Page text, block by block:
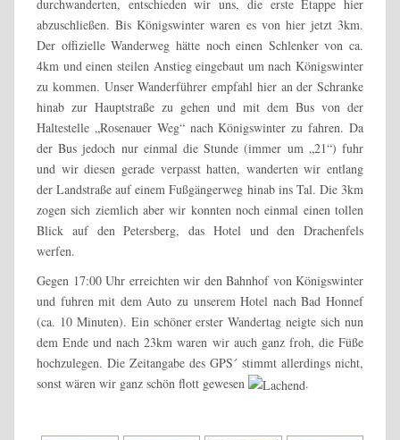
durchwanderten, entschieden wir uns, die erste Etappe hier
abzuschließen. Bis Königswinter waren es von hier jetzt 3km.
Der offizielle Wanderweg hätte noch einen Schlenker von ca.
4km und einen steilen Anstieg eingebaut um nach Königswinter
zu kommen. Unser Wanderführer empfahl hier an der Schranke
hinab zur Hauptstraße zu gehen und mit dem Bus von der
Haltestelle „Rosenauer Weg“ nach Königswinter zu fahren. Da
der Bus jedoch nur einmal die Stunde (immer um „21“) fuhr
und wir diesen gerade verpasst hatten, wanderten wir entlang
der Landstraße auf einem Fußgängerweg hinab ins Tal. Die 3km
zogen sich ziemlich aber wir konnten noch einmal einen tollen
Blick auf den Petersberg, das Hotel und den Drachenfels
werfen.
Gegen 17:00 Uhr erreichten wir den Bahnhof von Königswinter
und fuhren mit dem Auto zu unserem Hotel nach Bad Honnef
(ca. 10 Minuten). Ein schöner erster Wandertag neigte sich nun
dem Ende und nach 23km waren wir auch ganz froh, die Füße
hochzulegen. Die Zeitangabe des GPS´ stimmt allerdings nicht,
sonst wären wir ganz schön flott gewesen
.